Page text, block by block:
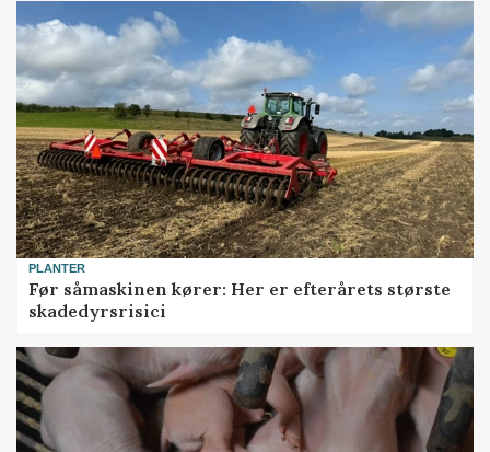
PLANTER
Før såmaskinen kører: Her er efterårets største
skadedyrsrisici